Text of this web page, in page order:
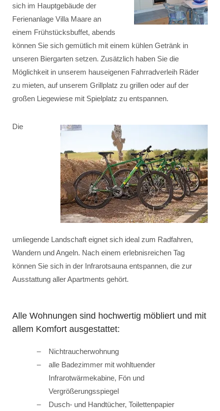
sich im Hauptgebäude der
Ferienanlage Villa Maare an
einem Frühstücksbuffet, abends
können Sie sich gemütlich mit einem kühlen Getränk in
unseren Biergarten setzen. Zusätzlich haben Sie die
Möglichkeit in unserem hauseigenen Fahrradverleih Räder
zu mieten, auf unserem Grillplatz zu grillen oder auf der
großen Liegewiese mit Spielplatz zu entspannen.
Die
umliegende Landschaft eignet sich ideal zum Radfahren,
Wandern und Angeln. Nach einem erlebnisreichen Tag
können Sie sich in der Infrarotsauna entspannen, die zur
Ausstattung aller Apartments gehört.
Alle Wohnungen sind hochwertig möbliert und mit
allem Komfort ausgestattet:
Nichtraucherwohnung
alle Badezimmer mit wohltuender
Infrarotwärmekabine, Fön und
Vergrößerungsspiegel
Dusch- und Handtücher, Toilettenpapier